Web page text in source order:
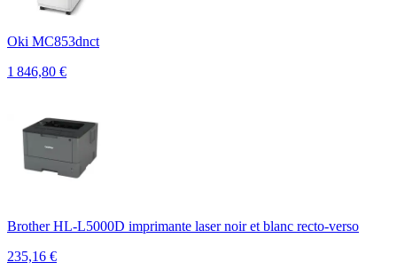
Oki MC853dnct
1 846,80 €
Brother HL-L5000D imprimante laser noir et blanc recto-verso
235,16 €